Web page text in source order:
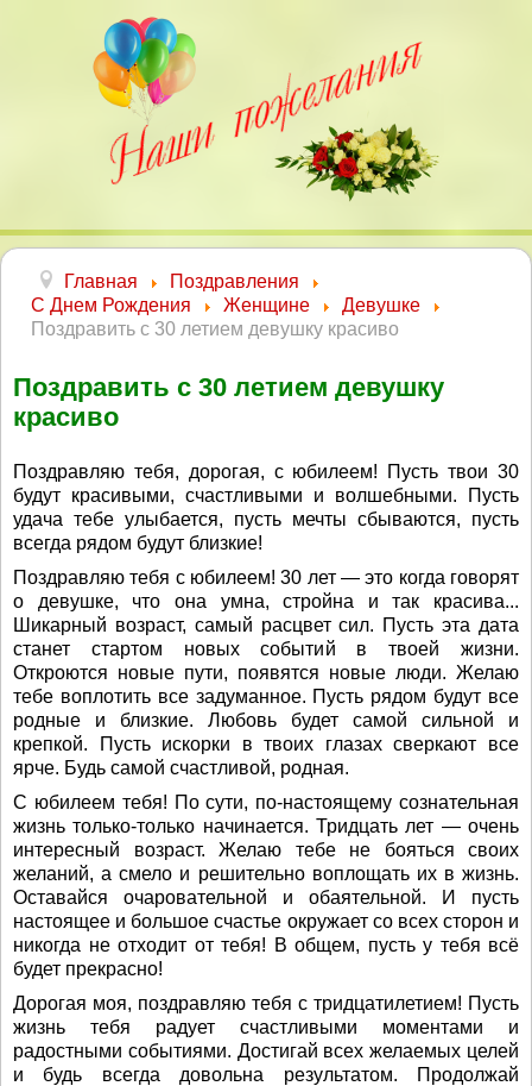
Главная
Поздравления
С Днем Рождения
Женщине
Девушке
Поздравить с 30 летием девушку красиво
Поздравить с 30 летием девушку
красиво
Поздравляю тебя, дорогая, с юбилеем! Пусть твои 30
будут красивыми, счастливыми и волшебными. Пусть
удача тебе улыбается, пусть мечты сбываются, пусть
всегда рядом будут близкие!
Поздравляю тебя с юбилеем! 30 лет — это когда говорят
о девушке, что она умна, стройна и так красива...
Шикарный возраст, самый расцвет сил. Пусть эта дата
станет стартом новых событий в твоей жизни.
Откроются новые пути, появятся новые люди. Желаю
тебе воплотить все задуманное. Пусть рядом будут все
родные и близкие. Любовь будет самой сильной и
крепкой. Пусть искорки в твоих глазах сверкают все
ярче. Будь самой счастливой, родная.
С юбилеем тебя! По сути, по-настоящему сознательная
жизнь только-только начинается. Тридцать лет — очень
интересный возраст. Желаю тебе не бояться своих
желаний, а смело и решительно воплощать их в жизнь.
Оставайся очаровательной и обаятельной. И пусть
настоящее и большое счастье окружает со всех сторон и
никогда не отходит от тебя! В общем, пусть у тебя всё
будет прекрасно!
Дорогая моя, поздравляю тебя с тридцатилетием! Пусть
жизнь тебя радует счастливыми моментами и
радостными событиями. Достигай всех желаемых целей
и будь всегда довольна результатом. Продолжай